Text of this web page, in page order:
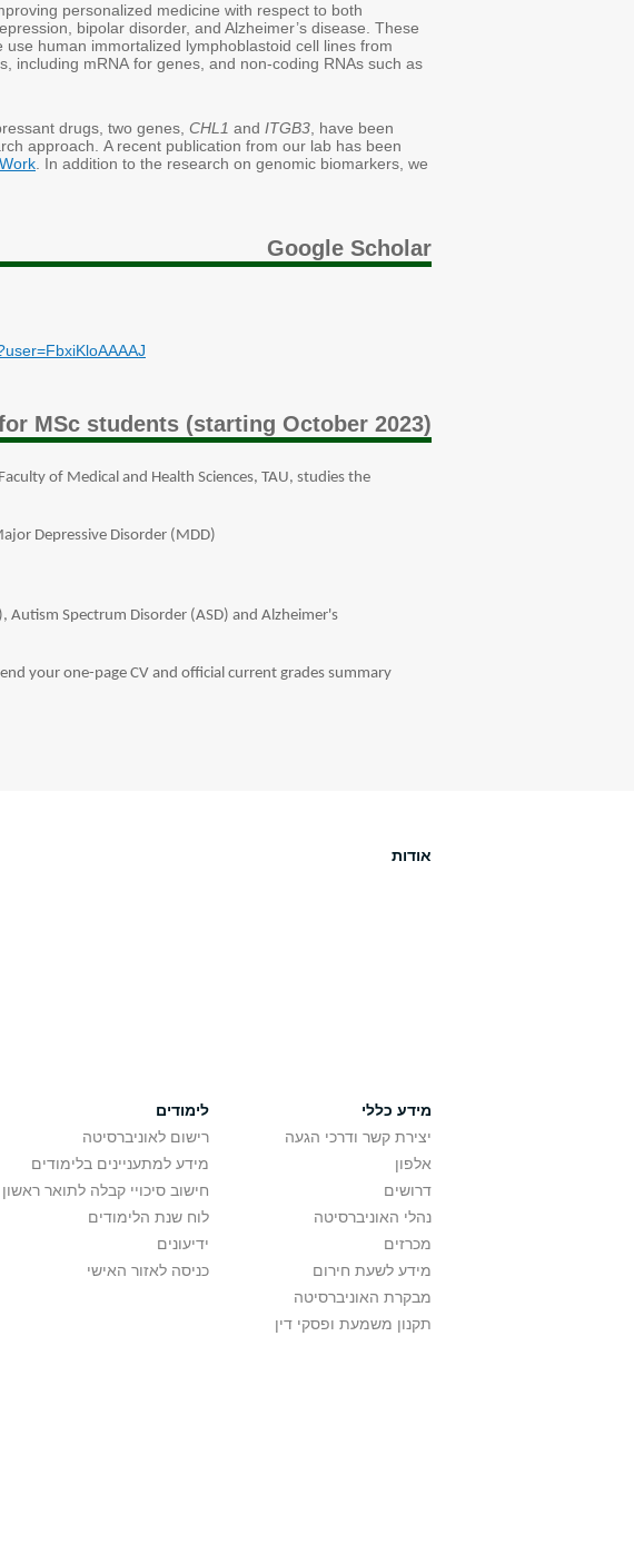
personalized medicine with respect to both
bipolar disorder, and Alzheimer’s disease. These
human immortalized lymphoblastoid cell lines from
including mRNA for genes, and non-coding RNAs such as
drugs, two genes, CHL1 and ITGB3 , have been
approach. A recent publication from our lab has been
. In addition to the research on genomic biomarkers, we
Google Scholar
MSc students (starting October 2023)
of Medical and Health Sciences, TAU, studies the
Depressive Disorder (MDD)
Spectrum Disorder (ASD) and Alzheimer's
your one-page CV and official current grades summary
אודות
מידע כללי
יצירת קשר ודרכי הגעה
אלפון
דרושים
נהלי האוניברסיטה
מכרזים
מידע לשעת חירום
מבקרת האוניברסיטה
תקנון משמעת ופסקי דין
לימודים
רישום לאוניברסיטה
מידע למתעניינים בלימודים
חישוב סיכויי קבלה לתואר ראשון
לוח שנת הלימודים
ידיעונים
כניסה לאזור האישי